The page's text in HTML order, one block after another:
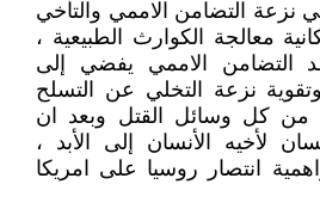
نزعة التضامن الاممي والتأخي
معالجة الكوارث الطبيعية ،
التضامن الاممي يفضي إلى
نزعة التخلي عن التسلح
من كل وسائل القتل وبعد ان
لأخيه الأنسان إلى الأبد ،
انتصار روسيا على امريكا